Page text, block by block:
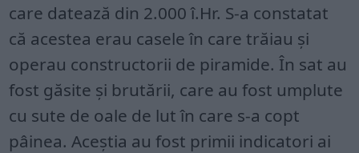
care datează din 2.000 î.Hr. S-a constatat
că acestea erau casele în care trăiau și
operau constructorii de piramide. În sat au
fost găsite și brutării, care au fost umplute
cu sute de oale de lut în care s-a copt
pâinea. Aceștia au fost primii indicatori ai